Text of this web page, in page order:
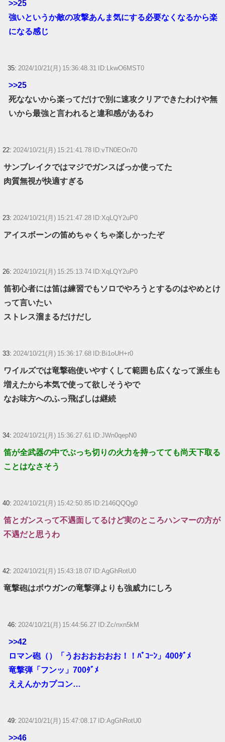
>>25
強いというか敵の攻撃あんま気にする必要なくなるから楽
になる感じ
35: 2024/10/21(月) 15:36:48.31 ID:LkwO6MST0
>>25
死なないから楽ってだけで別に速攻クリアできたわけや無
いから最強と言われると違和感があるわ
22: 2024/10/21(月) 15:21:41.78 ID:vTN0EOn70
サンブレイクではマジでガンスばっか使ってた
肉質無視が快適すぎる
23: 2024/10/21(月) 15:21:47.28 ID:XqLQY2uP0
アイスボーンの笛めちゃくちゃ楽しかったぞ
26: 2024/10/21(月) 15:25:13.74 ID:XqLQY2uP0
笛初心者には笛は練習でもソロでやろうとするのはやめとけ
って言いたい
ストレス溜まるだけだし
33: 2024/10/21(月) 15:36:17.68 ID:Bi1oUH+r0
ワイルズでは竜撃砲使いやすくして範囲も広くなって派生も
増えたから本気で使って欲しそうやで
なお味方へのふっ飛ばしは継続
34: 2024/10/21(月) 15:36:27.61 ID:JWn0qepN0
笛が全武器の中でぶっち切りの火力を持ってても尚天下取る
ことはなさそう
40: 2024/10/21(月) 15:42:50.85 ID:2146QQQg0
笛とガンスって不遇面してるけど実のところハンマーの方が
不遇だと思うわ
42: 2024/10/21(月) 15:43:18.07 ID:AgGhRotU0
竜撃砲はボウガンの竜撃弾よりも強威力にしろ
46: 2024/10/21(月) 15:44:56.27 ID:Zc/nxn5kM
>>42
ロマン砲（）「うおおおおおお！！ﾊﾞｺｰﾝ」400ﾀﾞﾒ
竜撃弾「フンッ」700ﾀﾞﾒ
ええんかカプコン…
49: 2024/10/21(月) 15:47:08.17 ID:AgGhRotU0
>>46